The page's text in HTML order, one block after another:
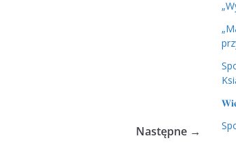
Następne →